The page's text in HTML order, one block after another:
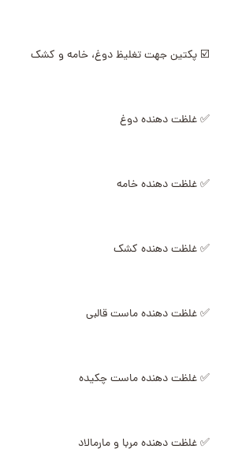
☑️ پکتین جهت تغلیظ دوغ، خامه و کشک
✅ غلظت دهنده دوغ
✅ غلظت دهنده خامه
✅ غلظت دهنده کشک
✅ غلظت دهنده ماست قالبی
✅ غلظت دهنده ماست چکیده
✅ غلظت دهنده مربا و مارمالاد